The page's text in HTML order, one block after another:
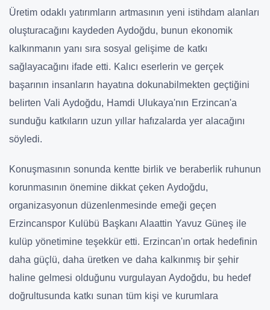
Üretim odaklı yatırımların artmasının yeni istihdam alanları
oluşturacağını kaydeden Aydoğdu, bunun ekonomik
kalkınmanın yanı sıra sosyal gelişime de katkı
sağlayacağını ifade etti. Kalıcı eserlerin ve gerçek
başarının insanların hayatına dokunabilmekten geçtiğini
belirten Vali Aydoğdu, Hamdi Ulukaya'nın Erzincan'a
sunduğu katkıların uzun yıllar hafızalarda yer alacağını
söyledi.
Konuşmasının sonunda kentte birlik ve beraberlik ruhunun
korunmasının önemine dikkat çeken Aydoğdu,
organizasyonun düzenlenmesinde emeği geçen
Erzincanspor Kulübü Başkanı Alaattin Yavuz Güneş ile
kulüp yönetimine teşekkür etti. Erzincan'ın ortak hedefinin
daha güçlü, daha üretken ve daha kalkınmış bir şehir
haline gelmesi olduğunu vurgulayan Aydoğdu, bu hedef
doğrultusunda katkı sunan tüm kişi ve kurumlara